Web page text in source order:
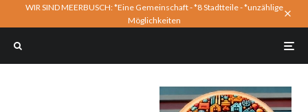
WIR SIND MEERBUSCH: *Eine Gemeinschaft - *8 Stadtteile - *unzählige
Möglichkeiten